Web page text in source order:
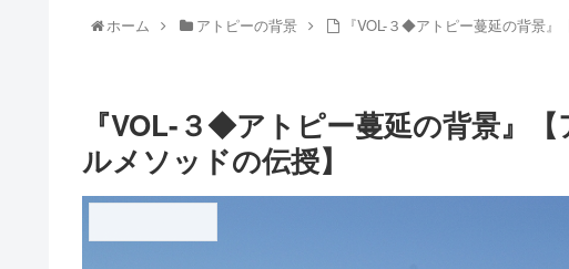
アトピー完全克服１１０
ホーム アトピーの背景 『VOL-３◆アトピー蔓延の背景』
『VOL-３◆アトピー蔓延の背景』
ルメソッドの伝授】